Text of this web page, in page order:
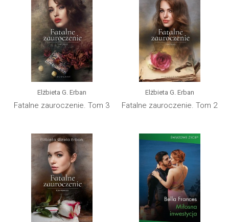
Elżbieta G. Erban
Fatalne zauroczenie. Tom 3
Elżbieta G. Erban
Fatalne zauroczenie. Tom 2